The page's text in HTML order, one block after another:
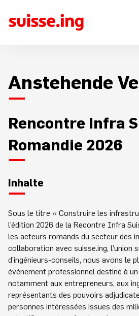
Anstehende
Rencontre Infra
Romandie 2026
Inhalte
Sous le titre « Construire les
l’édition 2026 de la Recontre Infra
les acteurs romands du secteur des
collaboration avec suisse.ing, l’union
d’ingénieurs-conseils, nous avons le
événement professionnel destiné à
notamment aux entrepreneurs, aux
représentants des pouvoirs
personnes intéressées issues des